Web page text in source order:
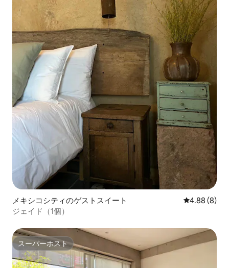
メキシコシティのゲストスイート レビュー8件
4.88 (8)
ジェイド（1個）
スーパーホスト
スーパーホスト